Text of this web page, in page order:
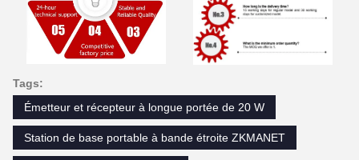
Tags:
Émetteur et récepteur à longue portée de 20 W
Station de base portable à bande étroite ZKMANET